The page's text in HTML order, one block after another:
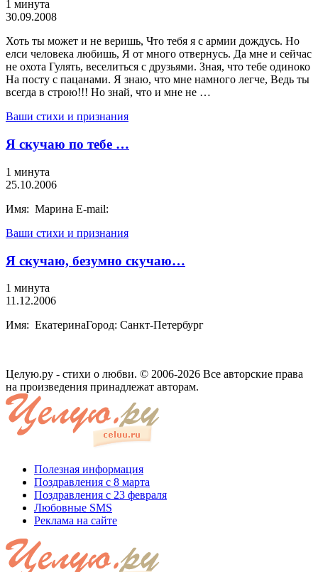
1 минута
30.09.2008
Хоть ты может и не веришь, Что тебя я с армии дождусь. Но
елси человека любишь, Я от много отвернусь. Да мне и сейчас
не охота Гулять, веселиться с друзьями. Зная, что тебе одиноко
На посту с пацанами. Я знаю, что мне намного легче, Ведь ты
всегда в строю!!! Но знай, что и мне не …
Ваши стихи и признания
Я скучаю по тебе …
1 минута
25.10.2006
Имя: Марина E-mail:
Ваши стихи и признания
Я скучаю, безумно скучаю…
1 минута
11.12.2006
Имя: ЕкатеринаГород: Санкт-Петербург
Целую.ру - стихи о любви. © 2006-2026 Все авторские права
на произведения принадлежат авторам.
Полезная информация
Поздравления с 8 марта
Поздравления с 23 февраля
Любовные SMS
Реклама на сайте